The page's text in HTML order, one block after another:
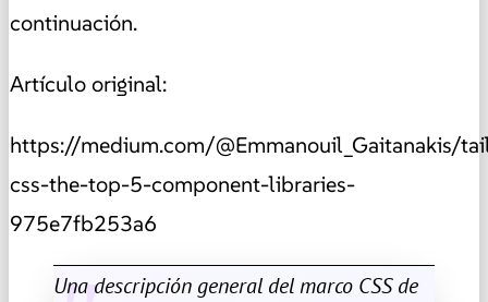
continuación.
Artículo original:
https://medium.com/@Emmanouil_Gaitanakis/
css-the-top-5-component-libraries-
975e7fb253a6
Una descripción general del marco CSS de